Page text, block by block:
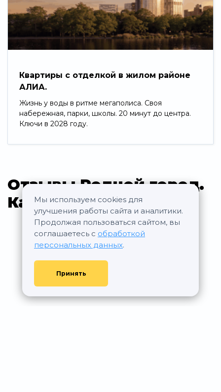
Мы используем cookies для
улучшения работы сайта и аналитики.
Продолжая пользоваться сайтом, вы
соглашаетесь с обработкой
персональных данных.
Принять
Квартиры с отделкой в жилом районе
АЛИА.
Жизнь у воды в ритме мегаполиса. Своя
набережная, парки, школы. 20 минут до центра.
Ключи в 2028 году.
Отзывы Родной город.
Каховская